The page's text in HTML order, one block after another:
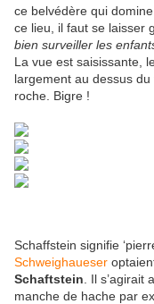
ce belvédère qui
ce lieu, il faut se laisser
bien surveiller les
La vue est saisissante,
largement au dessus
roche. Bigre !
Schaffstein signifie
Schweighaueser
Schaftstein . Il
manche de hache par